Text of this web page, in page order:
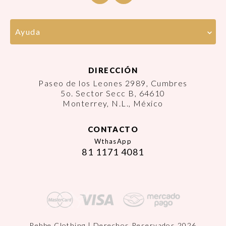
Ayuda
DIRECCIÓN
Paseo de los Leones 2989, Cumbres
5o. Sector Secc B, 64610
Monterrey, N.L., México
CONTACTO
WthasApp
81 1171 4081